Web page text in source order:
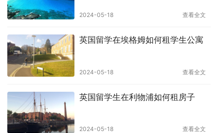
2024-05-18 查看全文
英国留学在埃格姆如何租学生公寓
2024-05-18 查看全文
英国留学生在利物浦如何租房子
2024-05-18 查看全文